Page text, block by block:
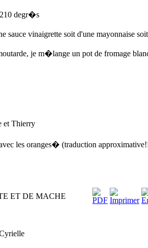
degr�s
sauce vinaigrette soit d'une mayonnaise
je m�lange un pot de fromage
et Thierry
les oranges� (traduction
ET DE MACHE